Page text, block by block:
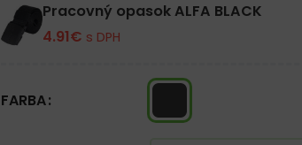
Pracovný opasok ALFA BLACK
4.91€ s DPH
FARBA